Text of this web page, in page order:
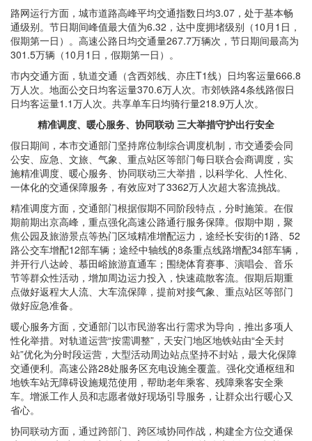
路网运行方面，城市道路高峰平均交通指数日均3.07，处于基本畅
通级别。节日期间峰值最大值为6.32，达中度拥堵级别（10月1日，
假期第一日）。高速公路日均交通量267.7万辆次，节日期间最高为
301.5万辆（10月1日，假期第一日）。
市内交通方面，轨道交通（含西郊线、亦庄T1线）日均客运量666.8
万人次。地面公交日均客运量370.6万人次。市郊铁路4条线路假日
日均客运量1.1万人次。共享单车日均骑行量218.9万人次。
精准调度、暖心服务、 协同联动 三大举措守护出行安全
假日期间，本市交通部门坚持席位制综合调度机制，市交通委会同
公安、应急、文旅、气象、重点站区等部门每日联合会商调度，实
施精准调度、暖心服务、 协同联动三大举措，以科学化、人性化、
一体化的交通保障服务，有效应对了3362万人次超大客流挑战。
精准调度方面，交通部门根据假期不同阶段特点，分时施策。在假
期前期出京高峰，重点强化高速公路通行服务保障。假期中期，聚
焦公园及旅游景点等热门区域精准增配运力，途经长安街的1路、52
路公交车增配12部车辆；途经中轴线的8条重点线路增配34部车辆，
并开行八达岭、慕田峪旅游直通车；围绕体育赛事、演唱会、音乐
节等群众性活动，增加周边运力投入，快速疏散客流。假期后期重
点做好返程大人流、大车流保障，提前对接气象、重点站区等部门
做好应急准备。
暖心服务方面，交通部门以市民游客出行需求为导向，推出多项人
性化举措。对轨道运营“按需调整”，天安门地区地铁站由“全天封
站”优化为分时段运营，大型活动周边站点坚持不封站，最大化保障
交通便利。高速公路28处服务区充电设施全覆盖。强化交通枢纽和
地铁车站无障碍设施规范使用，帮助老年乘客、残障乘客安全乘
车。增派工作人员和志愿者做好现场引导服务，让群众出行暖心又
省心。
协同联动方面，通过跨部门、跨区域协同作战，构建全方位交通保